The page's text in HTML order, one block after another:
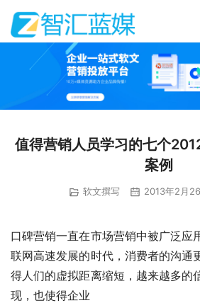
值得营销人员学习的七个
案例
软文撰写 2013年2月
口碑营销一直在市场营销中被广泛应
联网高速发展的时代，消费者的沟通
得人们的虚拟距离缩短，越来越多的
现，也使得企业